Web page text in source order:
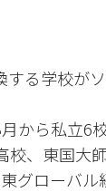
る学校が
から私立6
、東国大
グローバル